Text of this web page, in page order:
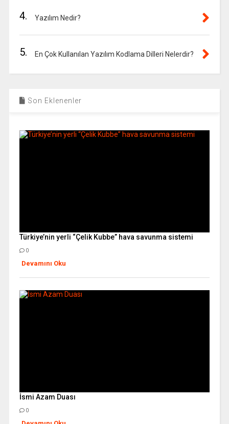
4. Yazılım Nedir?
5. En Çok Kullanılan Yazılım Kodlama Dilleri Nelerdir?
Son Eklenenler
Türkiye’nin yerli “Çelik Kubbe” hava savunma sistemi
0
Devamını Oku
İsmi Azam Duası
0